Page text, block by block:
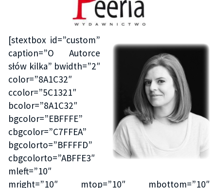
[stextbox id=”custom”
caption=”O Autorce
słów kilka” bwidth=”2″
color=”8A1C32″
ccolor=”5C1321″
bcolor=”8A1C32″
bgcolor=”EBFFFE”
cbgcolor=”C7FFEA”
bgcolorto=”BFFFFD”
cbgcolorto=”ABFFE3″
mleft=”10″
mright=”10″ mtop=”10″ mbottom=”10″